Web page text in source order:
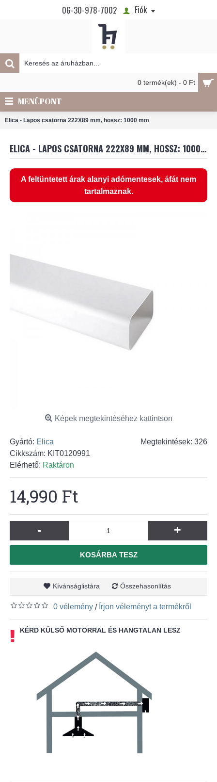
06-30-978-7002 Fiók
0 termék(ek) - 0 Ft
MENÜPONT
Elica - Lapos csatorna 222X89 mm, hossz: 1000 mm
ELICA - LAPOS CSATORNA 222X89 MM, HOSSZ: 1000 MM
A feltüntetett árak alanyi adómentesek, áfát nem
tartalmaznak.
Képek megtekintéséhez kattintson
Megtekintések: 326
Gyártó: Elica
Cikkszám: KIT0120991
Elérhető: Raktáron
14,990 Ft
- +
KOSÁRBA TESZ
Kívánságlistára Összehasonlítás
0 vélemény / Írjon véleményt a termékről
KÉRD KÜLSŐ MOTORRAL ÉS HANGTALAN LESZ